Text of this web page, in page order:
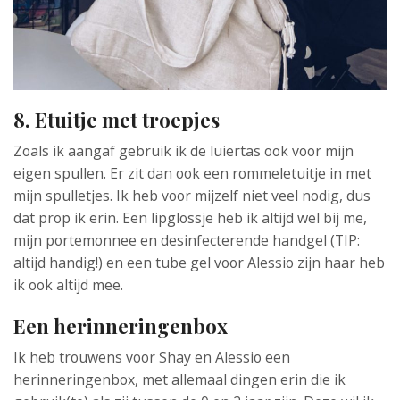
8. Etuitje met troepjes
Zoals ik aangaf gebruik ik de luiertas ook voor mijn
eigen spullen. Er zit dan ook een rommeletuitje in met
mijn spulletjes. Ik heb voor mijzelf niet veel nodig, dus
dat prop ik erin. Een lipglossje heb ik altijd wel bij me,
mijn portemonnee en desinfecterende handgel (TIP:
altijd handig!) en een tube gel voor Alessio zijn haar heb
ik ook altijd mee.
Een herinneringenbox
Ik heb trouwens voor Shay en Alessio een
herinneringenbox, met allemaal dingen erin die ik